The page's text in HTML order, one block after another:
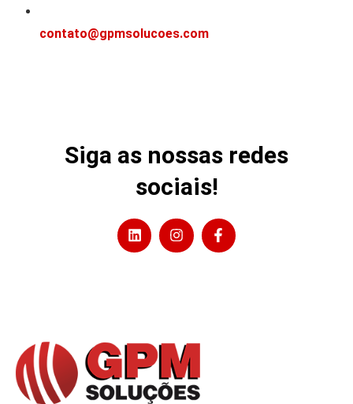
contato@gpmsolucoes.com
Siga as nossas redes
sociais!